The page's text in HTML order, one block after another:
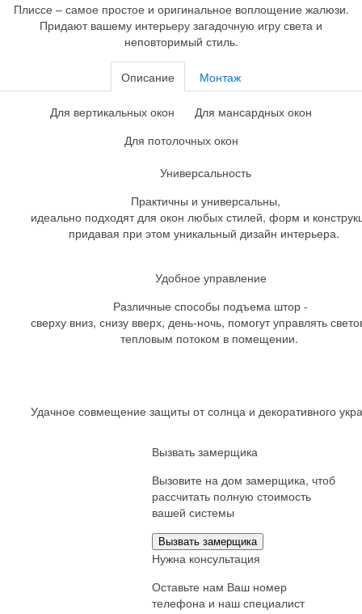
Плиссе – самое простое и оригинальное воплощение жалюзи.
Придают вашему интерьеру загадочную игру света и
неповторимый стиль.
Описание Монтаж
Для вертикальных окон
Для мансардных окон
Для потолочных окон
Универсальность
Практичны и универсальны,
идеально подходят для окон любых стилей, форм и
придавая при этом уникальный дизайн интерьера.
Удобное управление
Различные способы подъема штор -
сверху вниз, снизу вверх, день-ночь, помогут управлять
тепловым потоком в помещении.
Удачное совмещение защиты от солнца и декоративного
Вызвать замерщика
Вызовите на дом замерщика, чтоб
рассчитать полную стоимость
вашей системы
Вызвать замерщика
Нужна консультация
Оставьте нам Ваш номер
телефона и наш специалист